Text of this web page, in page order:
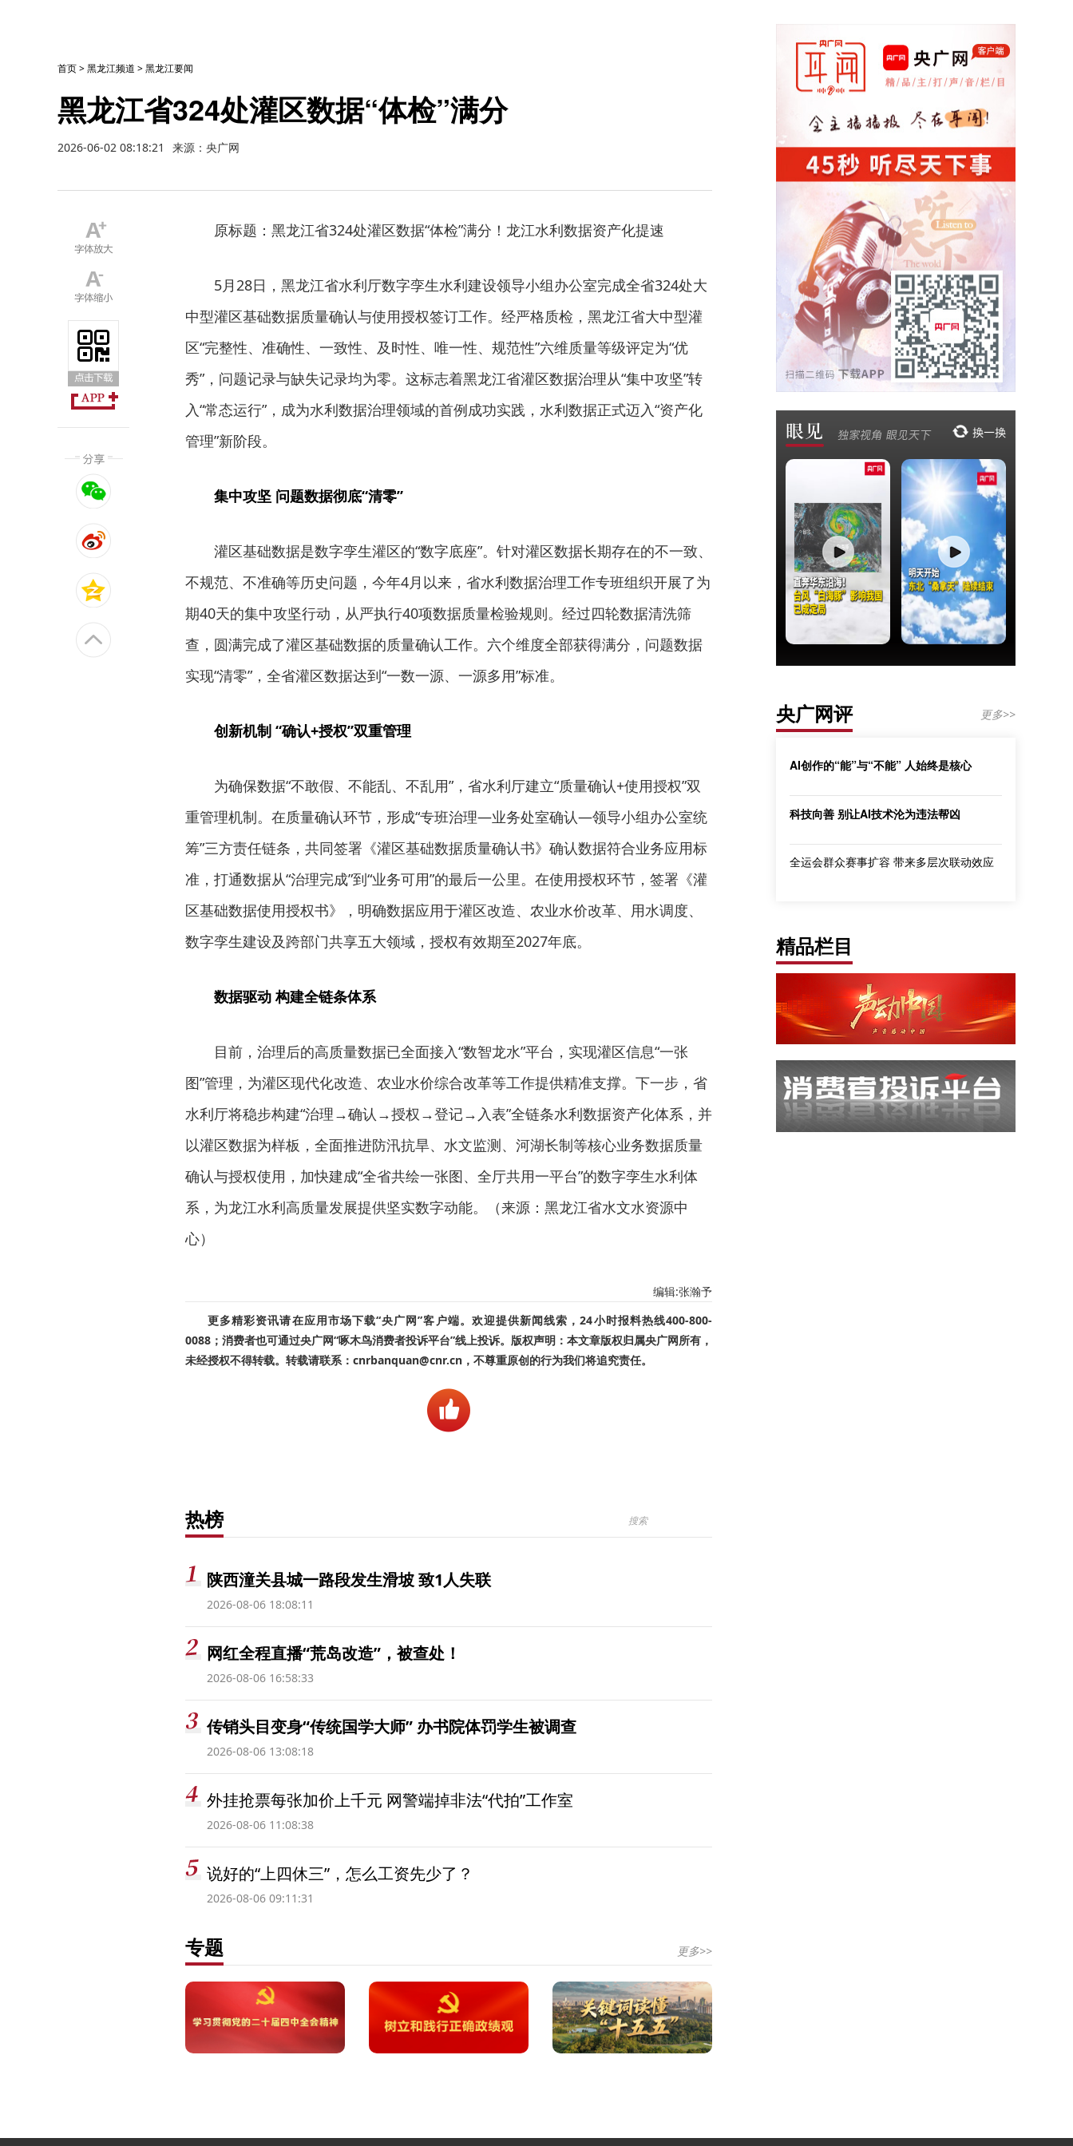
首页>黑龙江频道 >黑龙江要闻
黑龙江省324处灌区数据“体检”满分
2026-06-02 08:18:21 来源：央广网
原标题：黑龙江省324处灌区数据“体检”满分！龙江水利数据资产化提速
5月28日，黑龙江省水利厅数字孪生水利建设领导小组办公室完成全省324处大
中型灌区基础数据质量确认与使用授权签订工作。经严格质检，黑龙江省大中型灌
区“完整性、准确性、一致性、及时性、唯一性、规范性”六维质量等级评定为“优
秀”，问题记录与缺失记录均为零。这标志着黑龙江省灌区数据治理从“集中攻坚”转
入“常态运行”，成为水利数据治理领域的首例成功实践，水利数据正式迈入“资产化
管理”新阶段。
集中攻坚 问题数据彻底“清零”
灌区基础数据是数字孪生灌区的“数字底座”。针对灌区数据长期存在的不一致、
不规范、不准确等历史问题，今年4月以来，省水利数据治理工作专班组织开展了为
期40天的集中攻坚行动，从严执行40项数据质量检验规则。经过四轮数据清洗筛
查，圆满完成了灌区基础数据的质量确认工作。六个维度全部获得满分，问题数据
实现“清零”，全省灌区数据达到“一数一源、一源多用”标准。
创新机制 “确认+授权”双重管理
为确保数据“不敢假、不能乱、不乱用”，省水利厅建立“质量确认+使用授权”双
重管理机制。在质量确认环节，形成“专班治理—业务处室确认—领导小组办公室统
筹”三方责任链条，共同签署《灌区基础数据质量确认书》确认数据符合业务应用标
准，打通数据从“治理完成”到“业务可用”的最后一公里。在使用授权环节，签署《灌
区基础数据使用授权书》，明确数据应用于灌区改造、农业水价改革、用水调度、
数字孪生建设及跨部门共享五大领域，授权有效期至2027年底。
数据驱动 构建全链条体系
目前，治理后的高质量数据已全面接入“数智龙水”平台，实现灌区信息“一张
图”管理，为灌区现代化改造、农业水价综合改革等工作提供精准支撑。下一步，省
水利厅将稳步构建“治理→确认→授权→登记→入表”全链条水利数据资产化体系，并
以灌区数据为样板，全面推进防汛抗旱、水文监测、河湖长制等核心业务数据质量
确认与授权使用，加快建成“全省共绘一张图、全厅共用一平台”的数字孪生水利体
系，为龙江水利高质量发展提供坚实数字动能。（来源：黑龙江省水文水资源中
心）
编辑:张瀚予
更多精彩资讯请在应用市场下载“央广网”客户端。欢迎提供新闻线索，24小时报料热线400-800-
0088；消费者也可通过央广网“啄木鸟消费者投诉平台”线上投诉。版权声明：本文章版权归属央广网所有，
未经授权不得转载。转载请联系：cnrbanquan@cnr.cn，不尊重原创的行为我们将追究责任。
热榜
陕西潼关县城一路段发生滑坡 致1人失联
2026-08-06 18:08:11
网红全程直播“荒岛改造”，被查处！
2026-08-06 16:58:33
传销头目变身“传统国学大师” 办书院体罚学生被调查
2026-08-06 13:08:18
外挂抢票每张加价上千元 网警端掉非法“代拍”工作室
2026-08-06 11:08:38
说好的“上四休三”，怎么工资先少了？
2026-08-06 09:11:31
专题 更多>>
央广网评 更多>>
AI创作的“能”与“不能” 人始终是核心
科技向善 别让AI技术沦为违法帮凶
全运会群众赛事扩容 带来多层次联动效应
精品栏目